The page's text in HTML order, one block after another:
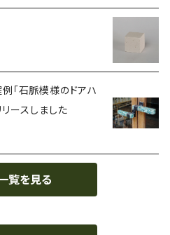
「石脈模様のドアハ
ースしました
覧を見る